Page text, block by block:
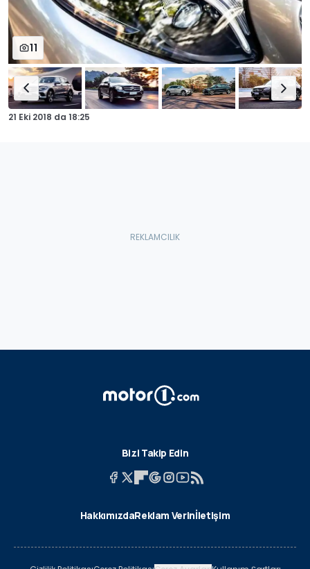
11
21 Eki 2018 da 18:25
Bizi Takip Edin
HakkımızdaReklam Verinİletişim